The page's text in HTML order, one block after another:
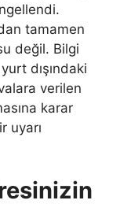
tamamen
değil. Bilgi
dışındaki
verilen
karar
uyarı